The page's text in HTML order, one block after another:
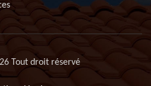
Tout droit réservé